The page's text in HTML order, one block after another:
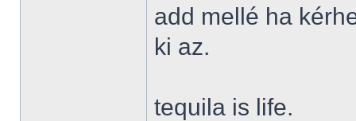
add mellé ha
ki az.
tequila is life.